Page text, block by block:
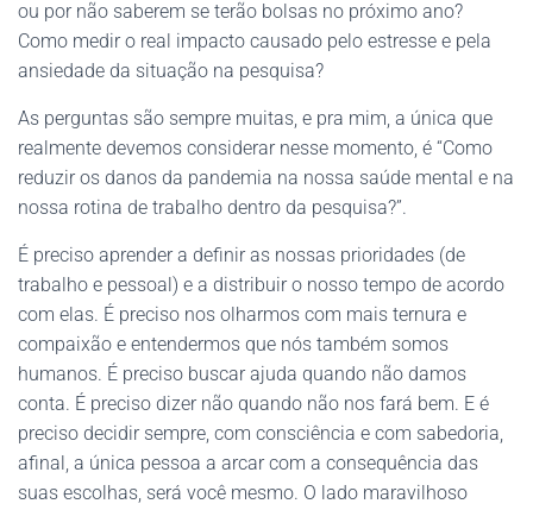
ou por não saberem se terão bolsas no próximo ano?
Como medir o real impacto causado pelo estresse e pela
ansiedade da situação na pesquisa?
As perguntas são sempre muitas, e pra mim, a única que
realmente devemos considerar nesse momento, é “Como
reduzir os danos da pandemia na nossa saúde mental e na
nossa rotina de trabalho dentro da pesquisa?”.
É preciso aprender a definir as nossas prioridades (de
trabalho e pessoal) e a distribuir o nosso tempo de acordo
com elas. É preciso nos olharmos com mais ternura e
compaixão e entendermos que nós também somos
humanos. É preciso buscar ajuda quando não damos
conta. É preciso dizer não quando não nos fará bem. E é
preciso decidir sempre, com consciência e com sabedoria,
afinal, a única pessoa a arcar com a consequência das
suas escolhas, será você mesmo. O lado maravilhoso